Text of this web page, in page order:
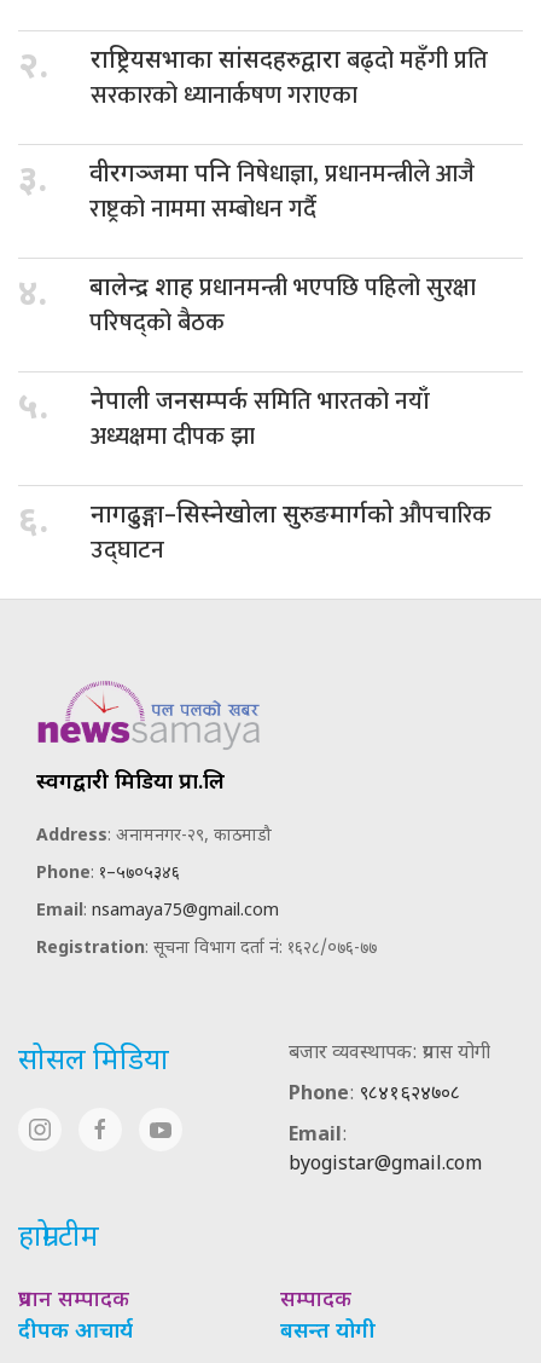
२. राष्ट्रियसभाका सांसदहरुद्वाराबढ्दो महँगी प्रति
सरकारको ध्यानार्कषण गराएका
३. वीरगञ्जमा पनिनिषेधाज्ञा, प्रधानमन्त्रीले आजै
राष्ट्रको नाममा सम्बोधन गर्दै
४. बालेन्द्र शाहप्रधानमन्त्री भएपछि पहिलो सुरक्षा
परिषद्को बैठक
५. नेपाली जनसम्पर्कसमिति भारतको नयाँ
अध्यक्षमा दीपक झा
६. नागढुङ्गा–सिस्नेखोला सुरुङमार्गकोऔपचारिक
उद्घाटन
स्वर्गद्वारी मिडिया प्रा.लि
Address: अनामनगर-२९, काठमाडौ
Phone: १–५७०५३४६
Email: nsamaya75@gmail.com
Registration: सूचना विभाग दर्ता नं: १६२८/०७६-७७
सोसल मिडिया
बजार व्यवस्थापक: प्रयास योगी
Phone: ९८४१६२४७०८
Email:
byogistar@gmail.com
हाम्रो टीम
प्रधान सम्पादक
दीपक आचार्य
सम्पादक
बसन्त योगी